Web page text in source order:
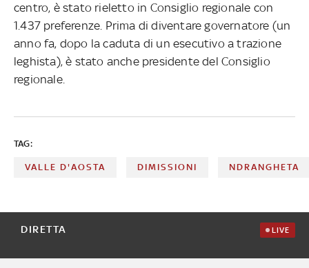
centro, è stato rieletto in Consiglio regionale con
1.437 preferenze. Prima di diventare governatore (un
anno fa, dopo la caduta di un esecutivo a trazione
leghista), è stato anche presidente del Consiglio
regionale.
TAG:
VALLE D'AOSTA DIMISSIONI NDRANGHETA
DIRETTA LIVE